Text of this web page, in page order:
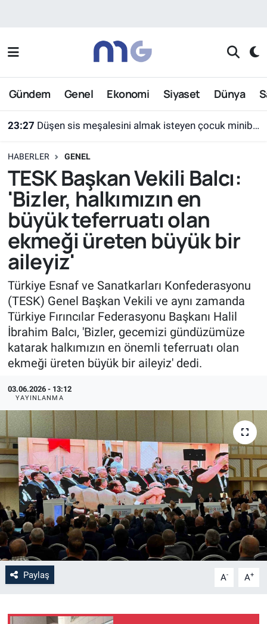
Gündem Genel Ekonomi Siyaset Dünya
23:27 Düşen sis meşalesini almak isteyen çocuk minibüsün altında kaldı
HABERLER GENEL
TESK Başkan Vekili Balcı:
'Bizler, halkımızın en
büyük teferruatı olan
ekmeği üreten büyük bir
aileyiz'
Türkiye Esnaf ve Sanatkarları Konfederasyonu
(TESK) Genel Başkan Vekili ve aynı zamanda
Türkiye Fırıncılar Federasyonu Başkanı Halil
İbrahim Balcı, 'Bizler, gecemizi gündüzümüze
katarak halkımızın en önemli teferruatı olan
ekmeği üreten büyük bir aileyiz' dedi.
03.06.2026 - 13:12
YAYINLANMA
Paylaş A- A+
Nöbetçi Eczaneler
Hava Durumu
Süper Lig Puan Durumu ve Fikstür
Tüm Manşetler
Son Dakika Haberleri
Haber Arşivi